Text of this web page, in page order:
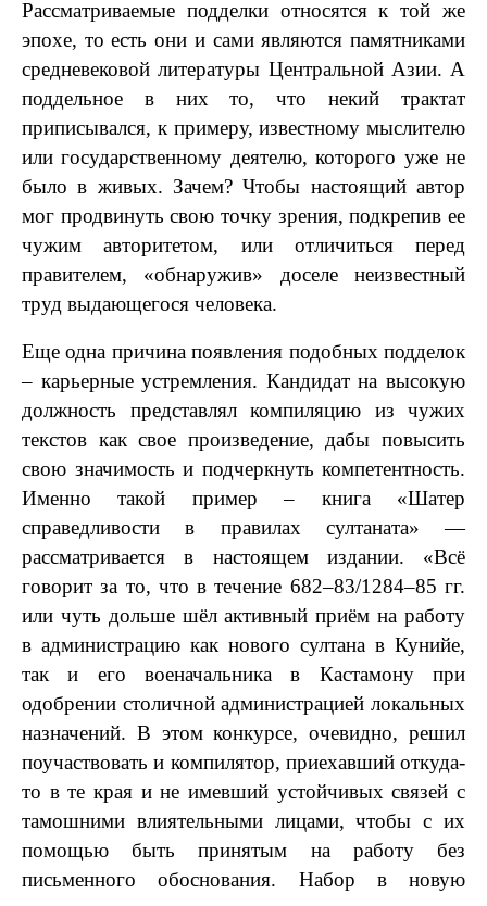
Рассматриваемые подделки относятся к той же
эпохе, то есть они и сами являются памятниками
средневековой литературы Центральной Азии. А
поддельное в них то, что некий трактат
приписывался, к примеру, известному мыслителю
или государственному деятелю, которого уже не
было в живых. Зачем? Чтобы настоящий автор
мог продвинуть свою точку зрения, подкрепив ее
чужим авторитетом, или отличиться перед
правителем, «обнаружив» доселе неизвестный
труд выдающегося человека.
Еще одна причина появления подобных подделок
– карьерные устремления. Кандидат на высокую
должность представлял компиляцию из чужих
текстов как свое произведение, дабы повысить
свою значимость и подчеркнуть компетентность.
Именно такой пример – книга «Шатер
справедливости в правилах султаната» —
рассматривается в настоящем издании. «Всё
говорит за то, что в течение 682–83/1284–85 гг.
или чуть дольше шёл активный приём на работу
в администрацию как нового султана в Кунийе,
так и его военачальника в Кастамону при
одобрении столичной администрацией локальных
назначений. В этом конкурсе, очевидно, решил
поучаствовать и компилятор, приехавший откуда-
то в те края и не имевший устойчивых связей с
тамошними влиятельными лицами, чтобы с их
помощью быть принятым на работу без
письменного обоснования. Набор в новую